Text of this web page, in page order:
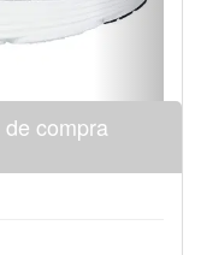
compra